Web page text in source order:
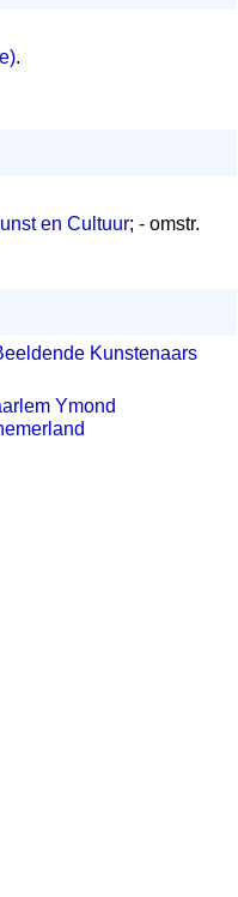
.
en Cultuur; - omstr.
Kunstenaars
Ymond